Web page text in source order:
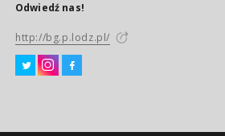
Odwiedź nas!
http://bg.p.lodz.pl/